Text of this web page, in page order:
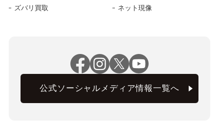
ズバリ買取 ネット現像
公式ソーシャルメディア情報一覧へ